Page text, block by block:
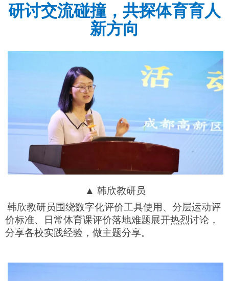
研讨交流碰撞，共探体育育人
新方向
▲ 韩欣教研员
韩欣教研员围绕数字化评价工具使用、分层运动评
价标准、日常体育课评价落地难题展开热烈讨论，
分享各校实践经验，做主题分享。